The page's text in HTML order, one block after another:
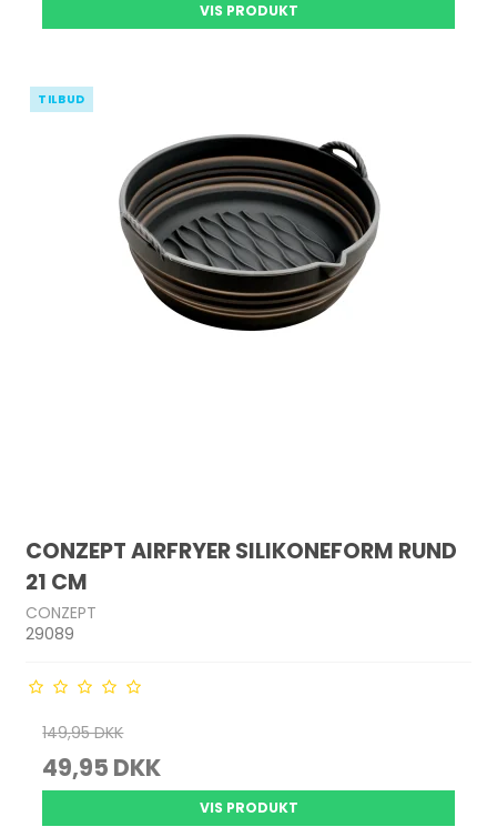
VIS PRODUKT
TILBUD
CONZEPT AIRFRYER SILIKONEFORM RUND
21 CM
CONZEPT
29089
149,95 DKK
49,95 DKK
VIS PRODUKT